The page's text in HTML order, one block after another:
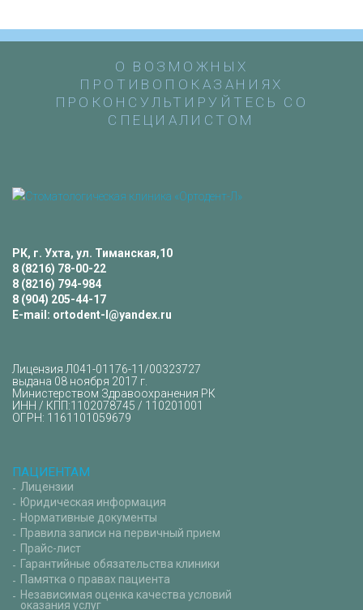
О ВОЗМОЖНЫХ
ПРОТИВОПОКАЗАНИЯХ
ПРОКОНСУЛЬТИРУЙТЕСЬ СО
СПЕЦИАЛИСТОМ
РК, г. Ухта, ул. Тиманская,10
8 (8216) 78-00-22
8 (8216) 794-984
8 (904) 205-44-17
E-mail: ortodent-l@yandex.ru
Лицензия Л041-01176-11/00323727
выдана 08 ноября 2017 г.
Министерством Здравоохранения РК
ИНН / КПП:1102078745 / 110201001
ОГРН: 1161101059679
ПАЦИЕНТАМ
Лицензии
Юридическая информация
Нормативные документы
Правила записи на первичный прием
Прайс-лист
Гарантийные обязательства клиники
Памятка о правах пациента
Независимая оценка качества условий
оказания услуг